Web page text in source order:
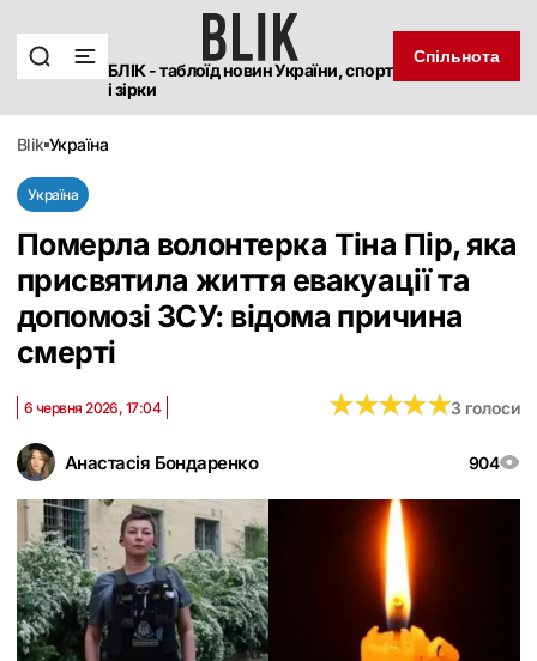
БЛІК - таблоїд новин України, спорт
і зірки
Спільнота
blik україна
Україна
Померла волонтерка Тіна Пір, яка
присвятила життя евакуації та
допомозі ЗСУ: відома причина
смерті
Анастасія Бондаренко 904
6 червня 2026, 17:04 ★★★★★
★★★★★3 голоси